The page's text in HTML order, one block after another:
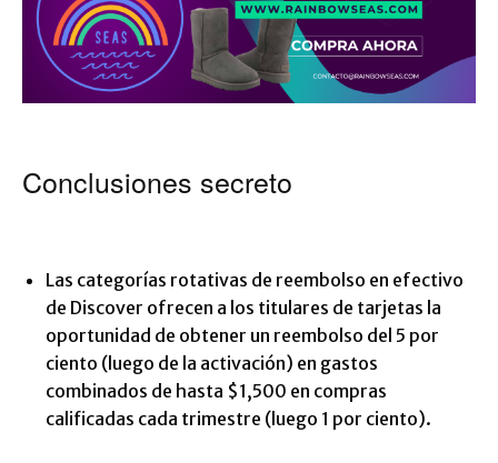
Conclusiones secreto
Las categorías rotativas de reembolso en efectivo
de Discover ofrecen a los titulares de tarjetas la
oportunidad de obtener un reembolso del 5 por
ciento (luego de la activación) en gastos
combinados de hasta $1,500 en compras
calificadas cada trimestre (luego 1 por ciento).